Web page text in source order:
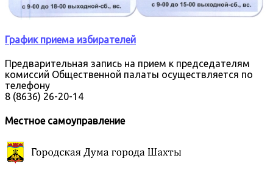
График приема избирателей
Предварительная запись на прием к председателям
комиссий Общественной палаты осуществляется по
телефону
8 (8636) 26-20-14
Местное самоуправление